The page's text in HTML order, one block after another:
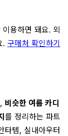
용하면 돼요. 외
. 구매처 확인하기
비슷한 여름 카디
를 정리하는 파트
타템, 실내아우터